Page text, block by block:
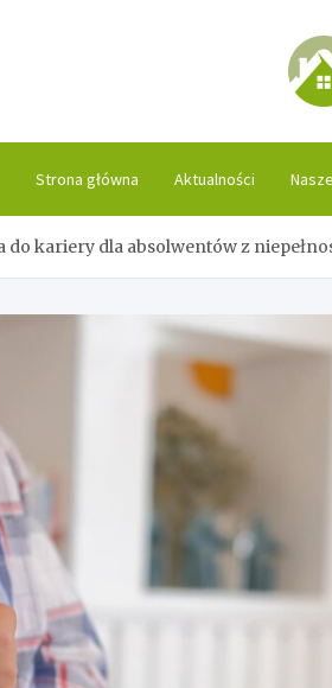
Strona główna Aktualności
do kariery dla absolwentów z